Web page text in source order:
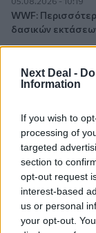
Next Deal -
Information
If you wish to
processing of
targeted
section to
opt-out request
interest-based
us or personal
your opt-out.
WWF:
δασικών
Η Ελλάδα που
Καλοκαιρινό
ασφαλιστής
05.08.2026 - 08:51
Το εκλογικό
πιστωτική
στις αγορές, οι